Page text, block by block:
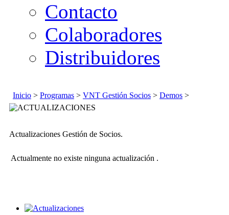
Contacto
Colaboradores
Distribuidores
Inicio > Programas > VNT Gestión Socios > Demos >
Actualizaciones Gestión de Socios.
Actualmente no existe ninguna actualización .